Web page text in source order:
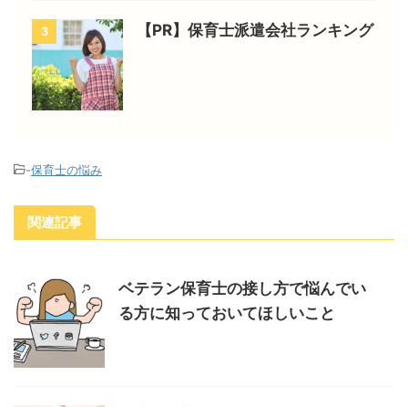
3 【PR】保育士派遣会社ランキング
-保育士の悩み
関連記事
ベテラン保育士の接し方で悩んでい
る方に知っておいてほしいこと